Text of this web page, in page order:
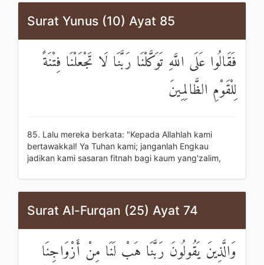
Surat Yunus (10) Ayat 85
فَقَالُوا عَلَى اللَّهِ تَوَكَّلْنَا رَبَّنَا لَا تَجْعَلْنَا فِتْنَةً
لِلْقَوْمِ الظَّالِمِينَ
85. Lalu mereka berkata: "Kepada Allahlah kami
bertawakkal! Ya Tuhan kami; janganlah Engkau
jadikan kami sasaran fitnah bagi kaum yang'zalim,
Surat Al-Furqan (25) Ayat 74
وَالَّذِينَ يَقُولُونَ رَبَّنَا هَبْ لَنَا مِنْ أَزْوَاجِنَا